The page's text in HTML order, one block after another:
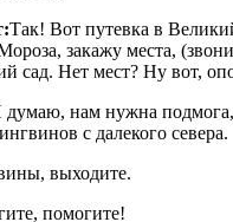
Так! Вот путевка в
закажу места,
сад. Нет мест? Ну вот,
думаю, нам нужна
с далекого севера.
выходите.
помогите!